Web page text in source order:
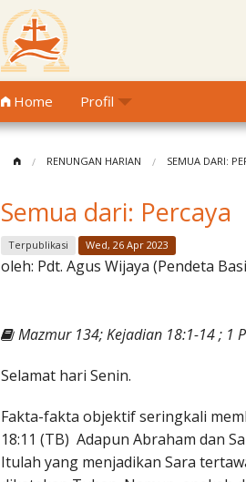
Home Profil
RENUNGAN HARIAN SEMUA DARI:
Semua dari: Percaya
Terpublikasi Wed, 26 Apr 2023
oleh: Pdt. Agus Wijaya (Pendeta
Mazmur 134; Kejadian 18:1-14 ; 1
Selamat hari Senin.
Fakta-fakta objektif seringkali
18:11 (TB) Adapun Abraham dan
Itulah yang menjadikan Sara